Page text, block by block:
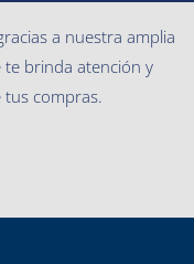
a nuestra amplia
te brinda atención y
compras.